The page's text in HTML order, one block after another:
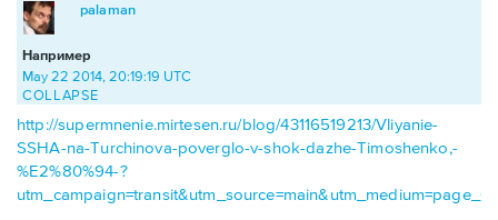
Например
palaman
May 22 2014, 20:19:19 UTC
COLLAPSE
http://supermnenie.mirtesen.ru/blog/43116519213/Vliyanie-
SSHA-na-Turchinova-poverglo-v-shok-dazhe-Timoshenko,-
%E2%80%94-?